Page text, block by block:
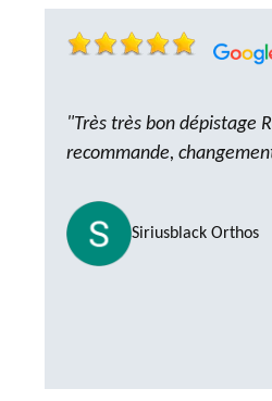
"Très très bon dépistage
recommande,
Siriusblack Orthos